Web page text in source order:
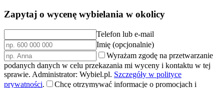
Zapytaj o wycenę wybielania w okolicy
Telefon lub e-mail
Imię (opcjonalnie)
Wyrażam zgodę na przetwarzanie
podanych danych w celu przekazania mi wyceny i kontaktu w tej
sprawie. Administrator: Wybiel.pl. Szczegóły w polityce
prywatności. Chcę otrzymywać informacje o promocjach i